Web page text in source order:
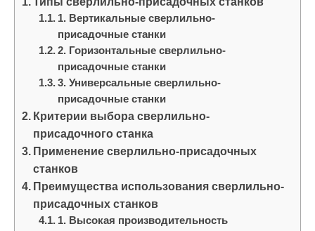
1. Вертикальные сверлильно-
присадочные станки
2. Горизонтальные сверлильно-
присадочные станки
3. Универсальные сверлильно-
присадочные станки
Критерии выбора сверлильно-
присадочного станка
Применение сверлильно-присадочных
станков
Преимущества использования сверлильно-
присадочных станков
1. Высокая производительность